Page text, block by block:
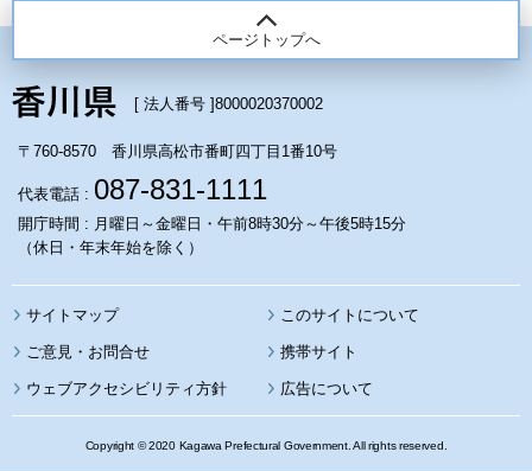
ページトップへ
[ 法人番号 ]8000020370002
〒760-8570 香川県高松市番町四丁目1番10号
代表電話 : 087-831-1111
開庁時間 : 月曜日～金曜日・午前8時30分～午後5時15分
（休日・年末年始を除く）
サイトマップ このサイトについて
携帯サイト
ウェブアクセシビリティ方針 広告について
Copyright © 2020 Kagawa Prefectural Government. All rights reserved.